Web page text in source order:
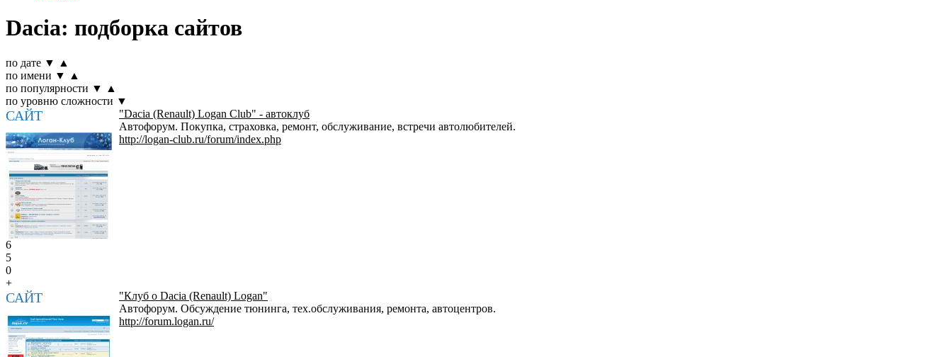
Dacia: подборка сайтов
по дате ▼
▲
по имени ▼
▲
по популярности ▼
▲
по уровню сложности ▼
САЙТ
"Dacia (Renault) Logan Club" - автоклуб
Автофорум. Покупка, страховка, ремонт, обслуживание, встречи автолюбителей.
http://logan-club.ru/forum/index.php
6
5
0
+
САЙТ
"Клуб о Dacia (Renault) Logan"
Автофорум. Обсуждение тюнинга, тех.обслуживания, ремонта, автоцентров.
http://forum.logan.ru/